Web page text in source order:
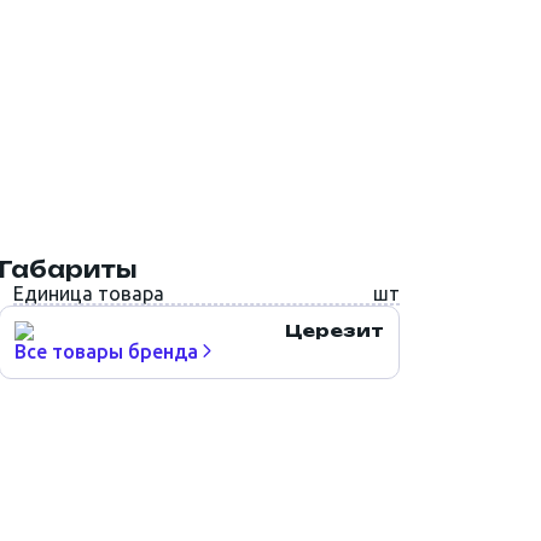
Габариты
Единица товара шт
Церезит
Все товары бренда